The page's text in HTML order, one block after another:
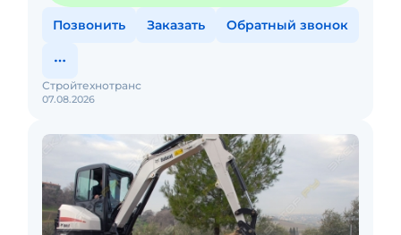
Позвонить Заказать Обратный звонок
07.08.2026
Стройтехнотранс